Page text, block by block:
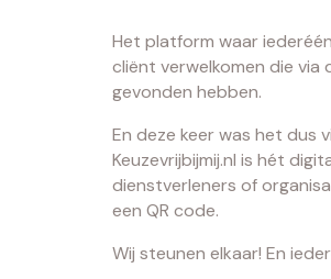
Het platform waar
cliënt verwelkomen die via
gevonden hebben.
En deze keer was het dus
Keuzevrijbijmij.nl is hét
dienstverleners of
een QR code.
Wij steunen elkaar! En